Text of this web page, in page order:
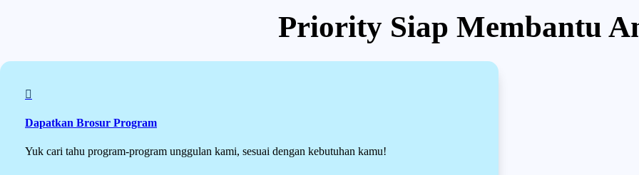
Priority Siap Membantu

Dapatkan Brosur Program
Yuk cari tahu program-program unggulan kami, sesuai dengan kebutuhan kamu!